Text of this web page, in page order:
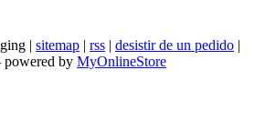
| sitemap | rss | desistir de un pedido |
powered by MyOnlineStore